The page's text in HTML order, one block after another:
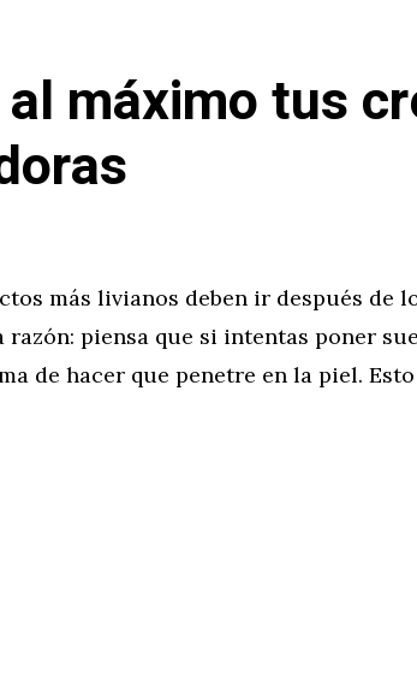
máximo tus
más livianos deben ir después de
razón: piensa que si intentas poner
de hacer que penetre en la piel.